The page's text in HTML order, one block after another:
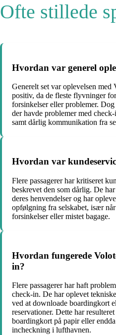
Ofte stillede
Hvordan var generel
Generelt set var oplevelsen med
positiv, da de fleste flyvninger
forsinkelser eller problemer. Dog
der havde problemer med
samt dårlig kommunikation fra
Hvordan var
Flere passagerer har kritiseret
beskrevet den som dårlig. De
deres henvendelser og har
opfølgning fra selskabet, især
forsinkelser eller mistet bagage.
Hvordan fungerede
in?
Flere passagerer har haft
check-in. De har oplevet
ved at downloade boardingkort
reservationer. Dette har
boardingkort på papir eller
incheckning i lufthavnen.